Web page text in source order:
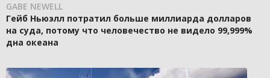
GABE NEWELL
Гейб Ньюэлл потратил больше миллиарда долларов
на суда, потому что человечество не видело 99,999%
дна океана